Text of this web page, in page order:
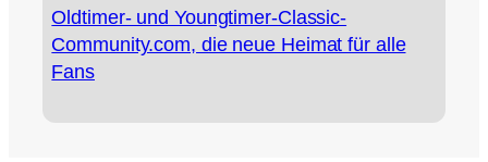
Oldtimer- und Youngtimer-Classic-
Community.com, die neue Heimat für alle
Fans